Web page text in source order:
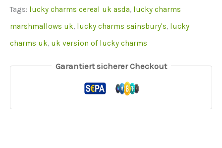
Tags: lucky charms cereal uk asda, lucky charms
marshmallows uk, lucky charms sainsbury's, lucky
charms uk, uk version of lucky charms
Garantiert sicherer Checkout